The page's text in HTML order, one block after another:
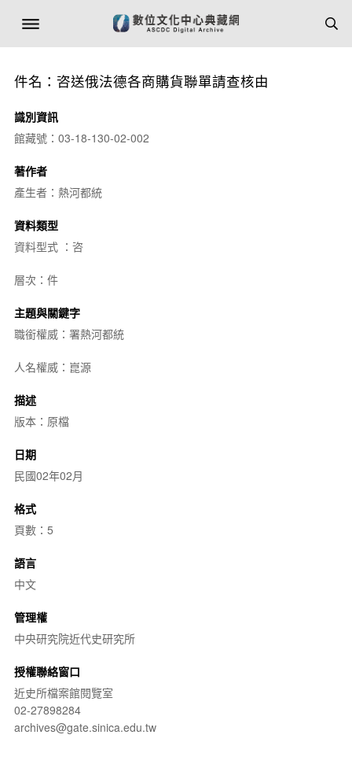
件名：咨送俄法德各商購貨聯單請查核由
識別資訊
館藏號：03-18-130-02-002
著作者
產生者：熱河都統
資料類型
資料型式 ：咨
層次：件
主題與關鍵字
職銜權威：署熱河都統
人名權威：崑源
描述
版本：原檔
日期
民國02年02月
格式
頁數：5
語言
中文
管理權
中央研究院近代史研究所
授權聯絡窗口
近史所檔案館閱覽室
02-27898284
archives@gate.sinica.edu.tw